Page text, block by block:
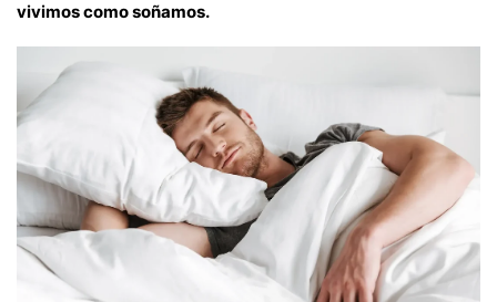
vivimos como soñamos.